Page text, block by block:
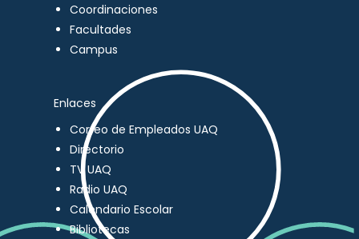
Coordinaciones
Facultades
Campus
Enlaces
Correo de Empleados UAQ
Directorio
TV UAQ
Radio UAQ
Calendario Escolar
Bibliotecas